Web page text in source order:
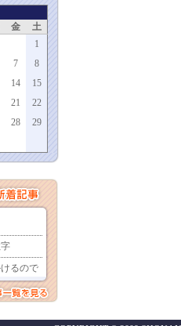
金
土
1
7
8
14
15
21
22
28
29